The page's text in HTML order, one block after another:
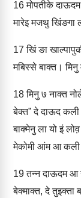
16मोपतीके
मारेइ मजथु खिंङगा
17 खिं ङा
मबिस्‍से बाक्‍त।
18मिनु ७ नाक्‍त
बेक्‍त” दे दाऊद कली
बाक्‍मेनु ला यो इं
मेकोमी आंम आ कली
19तन्‍न दाऊदम आ
बेक्‍माक्‍त, दे